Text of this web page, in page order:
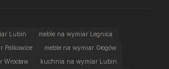
Lubin
meble na wymiar Legnica
Polkowice
meble na wymiar Głogów
Wrocław
kuchnia na wymiar Lubin